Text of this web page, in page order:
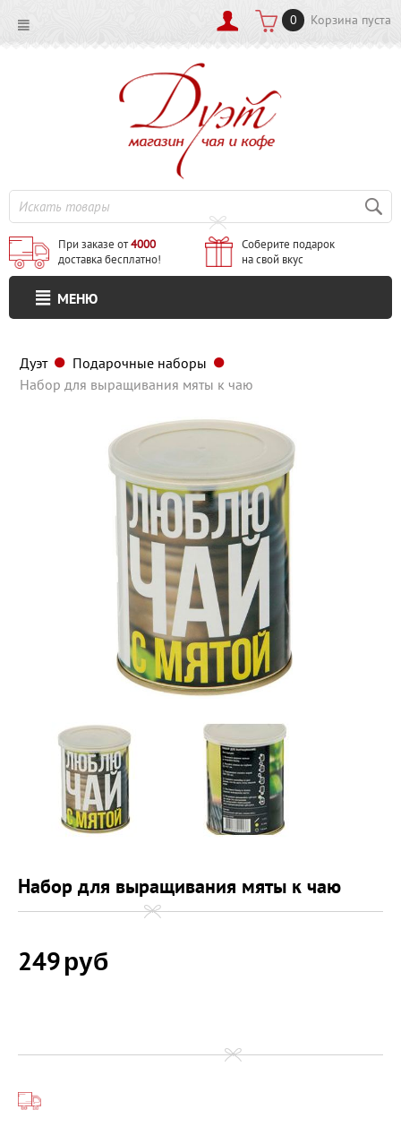
0 Корзина пуста
При заказе от4000
доставка бесплатно!
Соберите подарок
на свой вкус
МЕНЮ
Дуэт
Подарочные наборы
Набор для выращивания мяты к чаю
Набор для выращивания мяты к чаю
249 руб